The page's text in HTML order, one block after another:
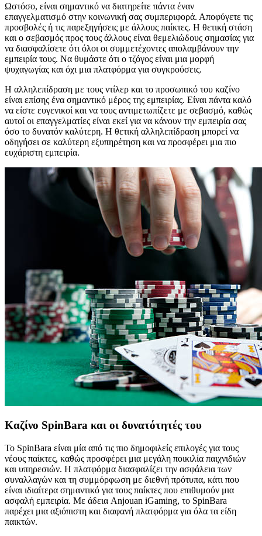
Ωστόσο, είναι σημαντικό να διατηρείτε πάντα έναν
επαγγελματισμό στην κοινωνική σας συμπεριφορά. Αποφύγετε τις
προσβολές ή τις παρεξηγήσεις με άλλους παίκτες. Η θετική στάση
και ο σεβασμός προς τους άλλους είναι θεμελιώδους σημασίας για
να διασφαλίσετε ότι όλοι οι συμμετέχοντες απολαμβάνουν την
εμπειρία τους. Να θυμάστε ότι ο τζόγος είναι μια μορφή
ψυχαγωγίας και όχι μια πλατφόρμα για συγκρούσεις.
Η αλληλεπίδραση με τους ντίλερ και το προσωπικό του καζίνο
είναι επίσης ένα σημαντικό μέρος της εμπειρίας. Είναι πάντα καλό
να είστε ευγενικοί και να τους αντιμετωπίζετε με σεβασμό, καθώς
αυτοί οι επαγγελματίες είναι εκεί για να κάνουν την εμπειρία σας
όσο το δυνατόν καλύτερη. Η θετική αλληλεπίδραση μπορεί να
οδηγήσει σε καλύτερη εξυπηρέτηση και να προσφέρει μια πιο
ευχάριστη εμπειρία.
Καζίνο SpinBara και οι δυνατότητές του
Το SpinBara είναι μία από τις πιο δημοφιλείς επιλογές για τους
νέους παίκτες, καθώς προσφέρει μια μεγάλη ποικιλία παιχνιδιών
και υπηρεσιών. Η πλατφόρμα διασφαλίζει την ασφάλεια των
συναλλαγών και τη συμμόρφωση με διεθνή πρότυπα, κάτι που
είναι ιδιαίτερα σημαντικό για τους παίκτες που επιθυμούν μια
ασφαλή εμπειρία. Με άδεια Anjouan iGaming, το SpinBara
παρέχει μια αξιόπιστη και διαφανή πλατφόρμα για όλα τα είδη
παικτών.